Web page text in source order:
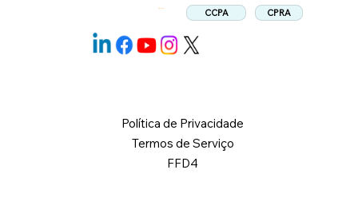
Política de Privacidade
Termos de Serviço
FFD4
CCPA CPRA